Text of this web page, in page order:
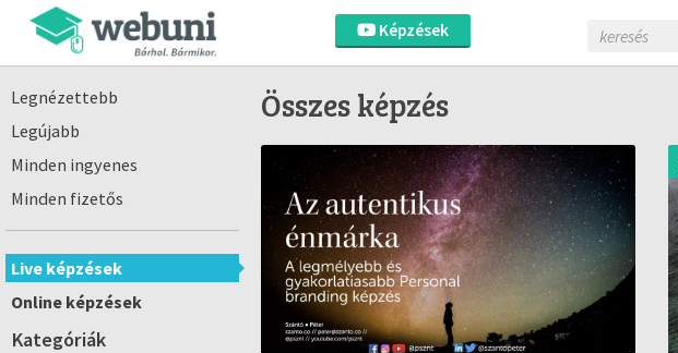
Képzések
Legnézettebb
Legújabb
Minden ingyenes
Minden fizetős
Live képzések
Online képzések
Kategóriák
Összes képzés